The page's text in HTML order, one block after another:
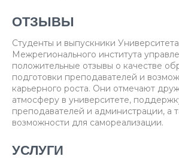
ОТЗЫВЫ
Студенты и выпускники Университета
Межрегионального института
положительные отзывы о качестве
подготовки преподавателей и
карьерного роста. Они отмечают
атмосферу в университете,
преподавателей и администрации, а
возможности для самореализации.
УСЛУГИ